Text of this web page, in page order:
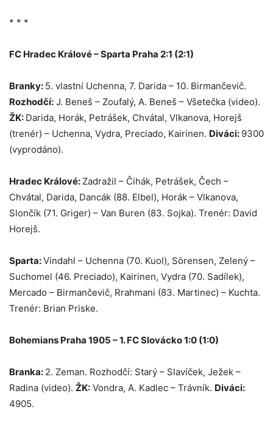
* * *
FC Hradec Králové – Sparta Praha 2:1 (2:1)
Branky: 5. vlastní Uchenna, 7. Darida – 10. Birmančevič.
Rozhodčí: J. Beneš – Zoufalý, A. Beneš – Všetečka (video).
ŽK: Darida, Horák, Petrášek, Chvátal, Vlkanova, Horejš
(trenér) – Uchenna, Vydra, Preciado, Kairinen. Diváci: 9300
(vyprodáno).
Hradec Králové: Zadražil – Čihák, Petrášek, Čech –
Chvátal, Darida, Dancák (88. Elbel), Horák – Vlkanova,
Slončík (71. Griger) – Van Buren (83. Sojka). Trenér: David
Horejš.
Sparta:Vindahl – Uchenna (70. Kuol), Sörensen, Zelený –
Suchomel (46. Preciado), Kairinen, Vydra (70. Sadílek),
Mercado – Birmančevič, Rrahmani (83. Martinec) – Kuchta.
Trenér: Brian Priske.
Bohemians Praha 1905 – 1. FC Slovácko 1:0 (1:0)
Branka: 2. Zeman. Rozhodčí: Starý – Slavíček, Ježek –
Radina (video). ŽK: Vondra, A. Kadlec – Trávník. Diváci:
4905.